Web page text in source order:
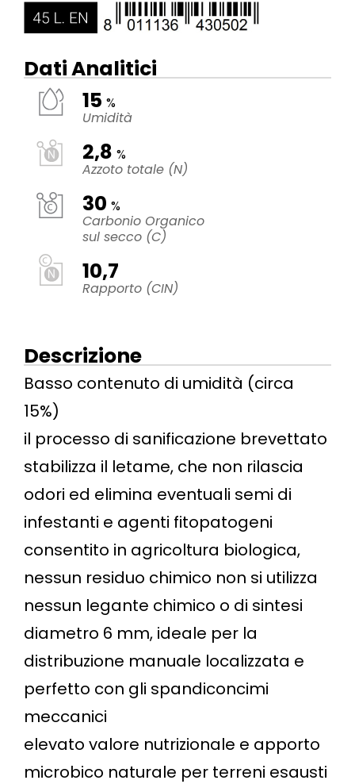
Dati Analitici
15%
Umidità
2,8%
Azzoto totale (N)
30%
Carbonio Organico
sul secco (C)
10,7
Rapporto (CIN)
Descrizione
Basso contenuto di umidità (circa
15%)
il processo di sanificazione brevettato
stabilizza il letame, che non rilascia
odori ed elimina eventuali semi di
infestanti e agenti fitopatogeni
consentito in agricoltura biologica,
nessun residuo chimico non si utilizza
nessun legante chimico o di sintesi
diametro 6 mm, ideale per la
distribuzione manuale localizzata e
perfetto con gli spandiconcimi
meccanici
elevato valore nutrizionale e apporto
microbico naturale per terreni esausti